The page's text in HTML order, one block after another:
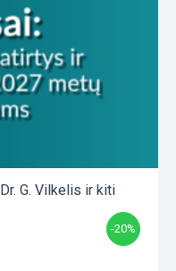
Dr. G. Vilkelis ir kiti
-20%